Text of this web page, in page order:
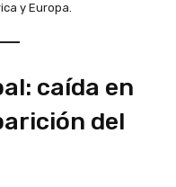
y Europa.
caída en
del